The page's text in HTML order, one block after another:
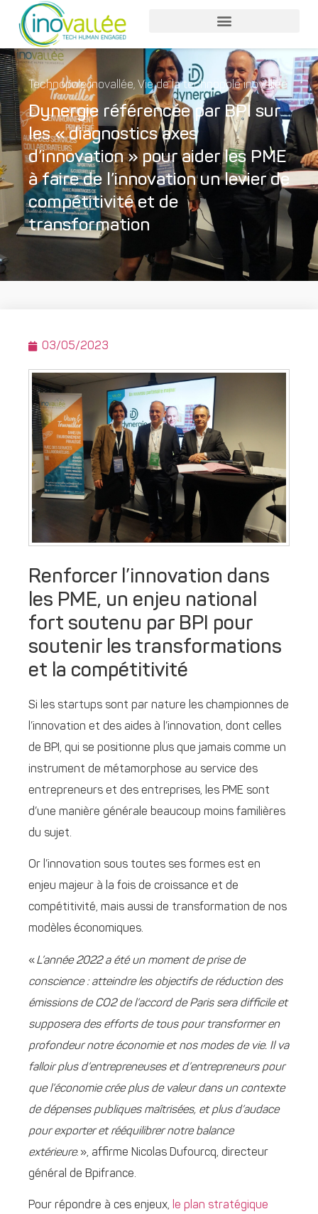
Technopole inovallée, Vie de la technopole inovallée
Dynergie référencée par BPI sur
les « diagnostics axes
d’innovation » pour aider les PME
à faire de l’innovation un levier de
compétitivité et de
transformation
03/05/2023
Renforcer l’innovation dans
les PME, un enjeu national
fort soutenu par BPI pour
soutenir les transformations
et la compétitivité
Si les startups sont par nature les championnes de
l’innovation et des aides à l’innovation, dont celles
de BPI, qui se positionne plus que jamais comme un
instrument de métamorphose au service des
entrepreneurs et des entreprises, les PME sont
d’une manière générale beaucoup moins familières
du sujet.
Or l’innovation sous toutes ses formes est en
enjeu majeur à la fois de croissance et de
compétitivité, mais aussi de transformation de nos
modèles économiques.
«L’année 2022 a été un moment de prise de
conscience : atteindre les objectifs de réduction des
émissions de CO2 de l’accord de Paris sera difficile et
supposera des efforts de tous pour transformer en
profondeur notre économie et nos modes de vie. Il va
falloir plus d’entrepreneuses et d’entrepreneurs pour
que l’économie crée plus de valeur dans un contexte
de dépenses publiques maîtrisées, et plus d’audace
pour exporter et rééquilibrer notre balance
extérieure. », affirme Nicolas Dufourcq, directeur
général de Bpifrance.
Pour répondre à ces enjeux, le plan stratégique